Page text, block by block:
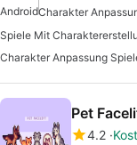
Android
Charakter Anpassung
Pet
4.2